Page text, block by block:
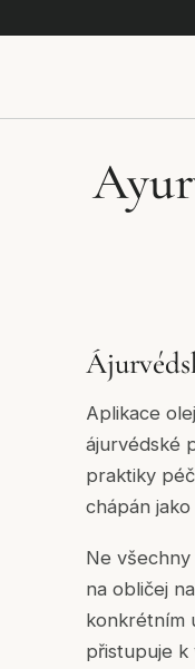
Aplikace
ájurvédské
praktiky
chápán
Ne
na obličej
konkrétním
přistupuje